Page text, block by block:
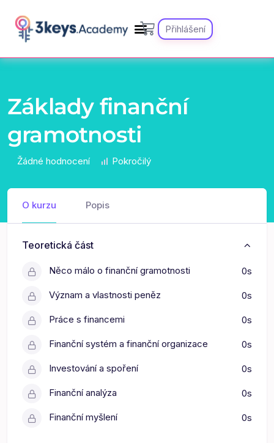
Přihlášení
Základy finanční
gramotnosti
Žádné hodnocení Pokročilý
O kurzu Popis
Teoretická část
Něco málo o finanční gramotnosti 0s
Význam a vlastnosti peněz 0s
Práce s financemi 0s
Finanční systém a finanční organizace 0s
Investování a spoření 0s
Finanční analýza 0s
Finanční myšlení 0s